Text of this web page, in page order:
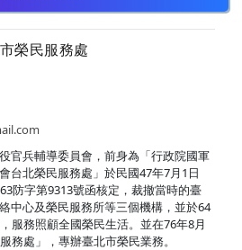
榮民服務處
官兵輔導委員會，前身為「行政院國軍
台北榮民服務處」於民國47年7月1日
防字第9313號函核定，裁撤當時的臺
中心及榮民服務所等三個機構，並於64
服務照顧全國榮民生活。並在76年8月
務處」，專辦臺北市榮民業務。